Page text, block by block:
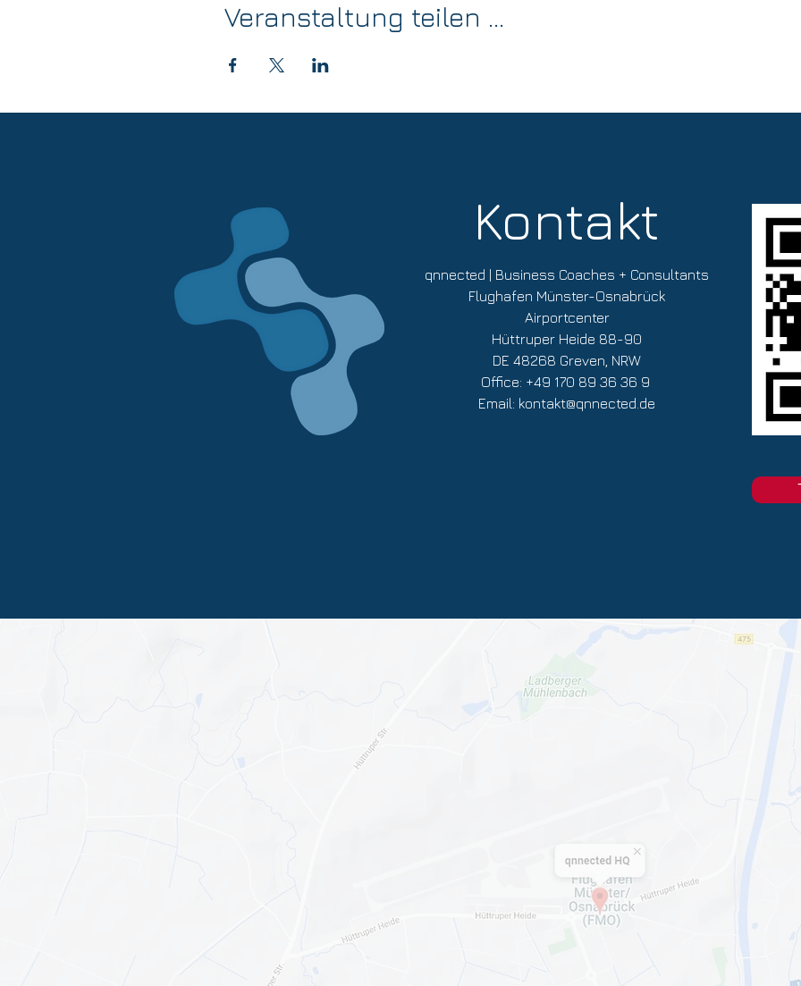
Veranstaltung teilen ...
qnnected | Business Coaches + Consultants
Flughafen Münster-Osnabrück
Airportcenter
Hüttruper Heide 88-90
DE 48268 Greven, NRW
Office: +49 170 89 36 36 9
Email: kontakt@qnnected.de
Kontakt